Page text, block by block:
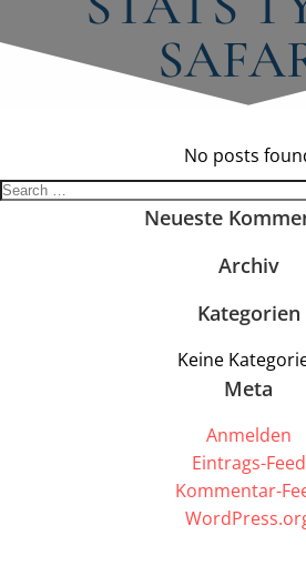
No posts
Search
Neueste
Archiv
Kategorien
Keine
Meta
Anmelden
Eintrags-Feed
Kommentar-